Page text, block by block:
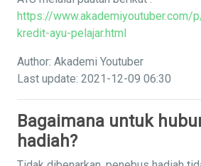
https://www.akademiyoutuber.com/
kredit-ayu-pelajar.html
Author: Akademi Youtuber
Last update: 2021-12-09 06:30
Bagaimana untuk
hadiah?